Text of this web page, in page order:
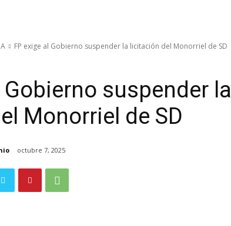
FP exige al Gobierno suspender la licitación del Monorriel de SD
Gobierno suspender la
Monorriel de SD
octubre 7, 2025